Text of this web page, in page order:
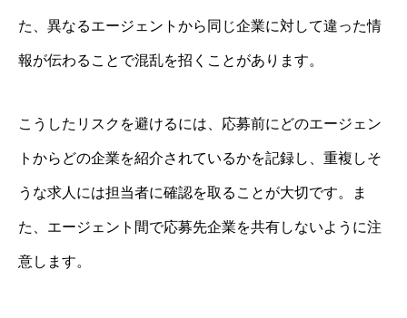
た、異なるエージェントから同じ企業に対して違った情
報が伝わることで混乱を招くことがあります。
こうしたリスクを避けるには、応募前にどのエージェン
トからどの企業を紹介されているかを記録し、重複しそ
うな求人には担当者に確認を取ることが大切です。ま
た、エージェント間で応募先企業を共有しないように注
意します。